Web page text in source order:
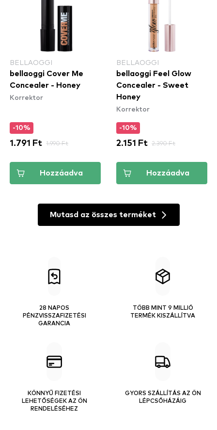
BELLAOGGI
bellaoggi Cover Me
Concealer - Honey
Korrektor
-10%
1.791 Ft 1.990 Ft
Hozzáadva
BELLAOGGI
bellaoggi Feel Glow
Concealer - Sweet
Honey
Korrektor
-10%
2.151 Ft 2.390 Ft
Hozzáadva
Mutasd az összes terméket
28 NAPOS
PÉNZVISSZAFIZETÉSI
GARANCIA
TÖBB MINT 9 MILLIÓ
TERMÉK KISZÁLLÍTVA
KÖNNYŰ FIZETÉSI
LEHETŐSÉGEK AZ ÖN
RENDELÉSÉHEZ
GYORS SZÁLLÍTÁS AZ ÖN
LÉPCSŐHÁZÁIG